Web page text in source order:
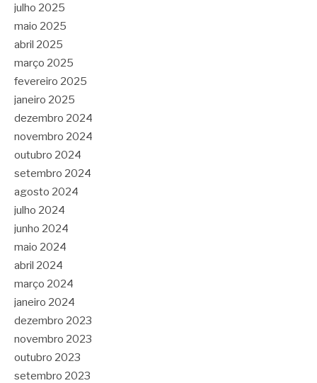
julho 2025
maio 2025
abril 2025
março 2025
fevereiro 2025
janeiro 2025
dezembro 2024
novembro 2024
outubro 2024
setembro 2024
agosto 2024
julho 2024
junho 2024
maio 2024
abril 2024
março 2024
janeiro 2024
dezembro 2023
novembro 2023
outubro 2023
setembro 2023